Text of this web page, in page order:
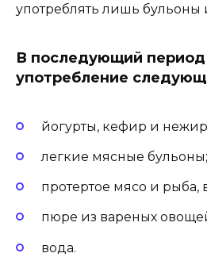
употреблять лишь
В последующий
употребление
йогурты, кефир и
легкие мясные бульоны;
протертое мясо и рыба,
пюре из вареных
вода.